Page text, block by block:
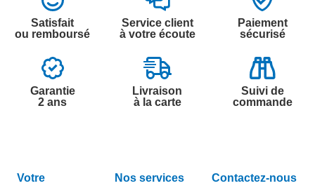
Satisfait
ou remboursé
Service client
à votre écoute
Paiement
sécurisé
Garantie
2 ans
Livraison
à la carte
Suivi de
commande
Votre
Nos services Contactez-nous